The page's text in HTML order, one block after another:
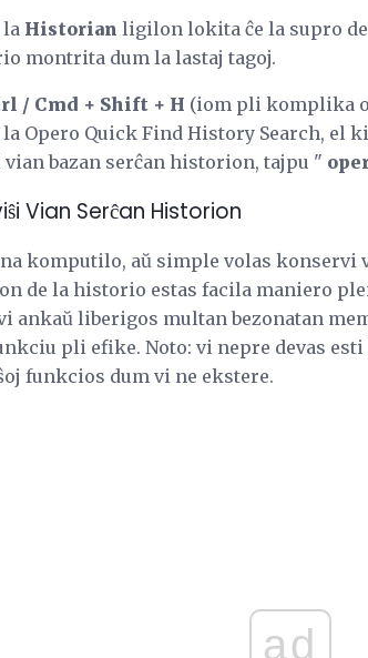
Historian ligilon lokita ĉe la supro
montrita dum la lastaj tagoj.
/ Cmd + Shift + H (iom pli komplika
Opero Quick Find History Search, el
bazan serĉan historion, tajpu "
Vian Serĉan Historion
komputilo, aŭ simple volas
de la historio estas facila maniero
ankaŭ liberigos multan bezonatan
pli efike. Noto: vi nepre devas
funkcios dum vi ne ekstere.
ad